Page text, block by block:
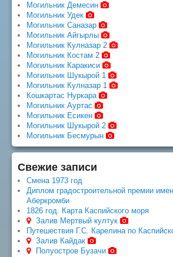
Могильник Демесин
Могильник Удек
Могильник Саназар
Могильник Айгырлы
Могильник Кулназар 2
Могильник Костам 2
Могильник Каракиси
Могильник Шукырой 1
Могильник Кулназар 1
Кошкартас Нуркара
Могильник Ауртас
Могильник Есикен
Могильник Шукырой 2
Могильник Бесмурын
Свежие записи
Смена 1973 год
Диплом градостроительной премии
Аберкромби
1826 год. Карта Каспийского моря
Залив Мертвый култук
Путешествия Г.С. Карелина по
Залив Кайдак
Полуостров Бузачи